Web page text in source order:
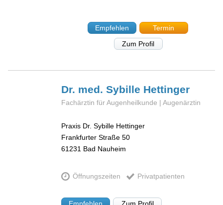
Empfehlen
Termin
Zum Profil
Dr. med. Sybille Hettinger
Fachärztin für Augenheilkunde | Augenärztin
Praxis Dr. Sybille Hettinger
Frankfurter Straße 50
61231 Bad Nauheim
Öffnungszeiten Privatpatienten
Empfehlen Zum Profil